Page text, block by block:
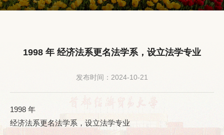
1998 年 经济法系更名法学系，设⽴法学专业
发布时间：2024-10-21
1998 年
经济法系更名法学系，设⽴法学专业